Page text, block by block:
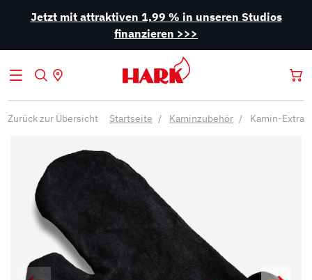
Jetzt mit attraktiven 1,99 % in unseren Studios
finanzieren >>>
Zurück zur Übersicht Startseite Kaminzubehör Kamin-Extras